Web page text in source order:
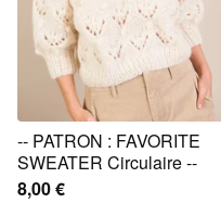
-- PATRON : FAVORITE
SWEATER Circulaire --
8,00€